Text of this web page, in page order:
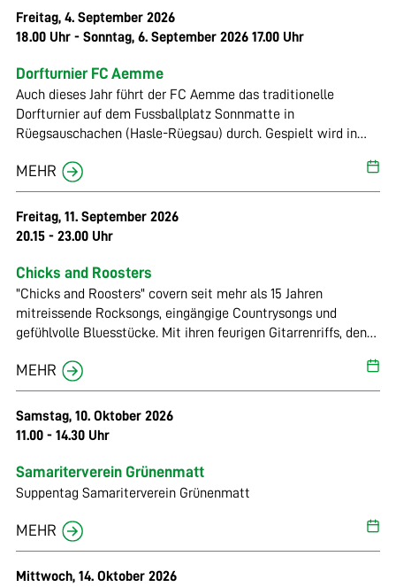
Freitag, 4. September 2026
18.00 Uhr - Sonntag, 6. September 2026 17.00 Uhr
Dorfturnier FC Aemme
Auch dieses Jahr führt der FC Aemme das traditionelle
Dorfturnier auf dem Fussballplatz Sonnmatte in
Rüegsauschachen (Hasle-Rüegsau) durch. Gespielt wird in
Während und nach dem eigentlichen Turnier gibt es eine
Festwirtschaft und am Abend eine Bar mit DJ! Geniesse das
Wochenende bei uns mit einer feinen Wurst und einem kühlen
Bier!
MEHR
Freitag, 11. September 2026
20.15 - 23.00 Uhr
Chicks and Roosters
"Chicks and Roosters" covern seit mehr als 15 Jahren
mitreissende Rocksongs, eingängige Countrysongs und
gefühlvolle Bluesstücke. Mit ihren feurigen Gitarrenriffs, den
heizen sie dem Publikum gekonnt ein. Die kräftige Stimme
der Sängerin fügt sich nahtlos in das musikalische Gewand
ein und verleiht den Songs das gewisse Etwas. Und so springt
die Freude am gemeinsamen Musizieren schnell auf das
«Stefu» Schürch – Bass & Vocals / Benjamin «Benu» Mischler
– Guitars / Christoph «Cheese» Käser – Guitars / Peter
www.chicksandroosters.ch
MEHR
Samstag, 10. Oktober 2026
11.00 - 14.30 Uhr
Samariterverein Grünenmatt
Suppentag Samariterverein Grünenmatt
MEHR
Mittwoch, 14. Oktober 2026